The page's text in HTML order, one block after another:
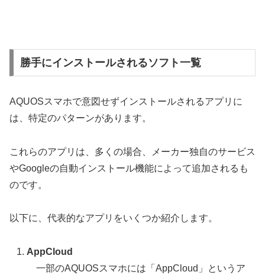
勝手にインストールされるソフト一覧
AQUOSスマホで意図せずインストールされるアプリに
は、特定のパターンがあります。
これらのアプリは、多くの場合、メーカー独自のサービス
やGoogleの自動インストール機能によって追加されるも
のです。
以下に、代表的なアプリをいくつか紹介します。
AppCloud
一部のAQUOSスマホには「AppCloud」というア